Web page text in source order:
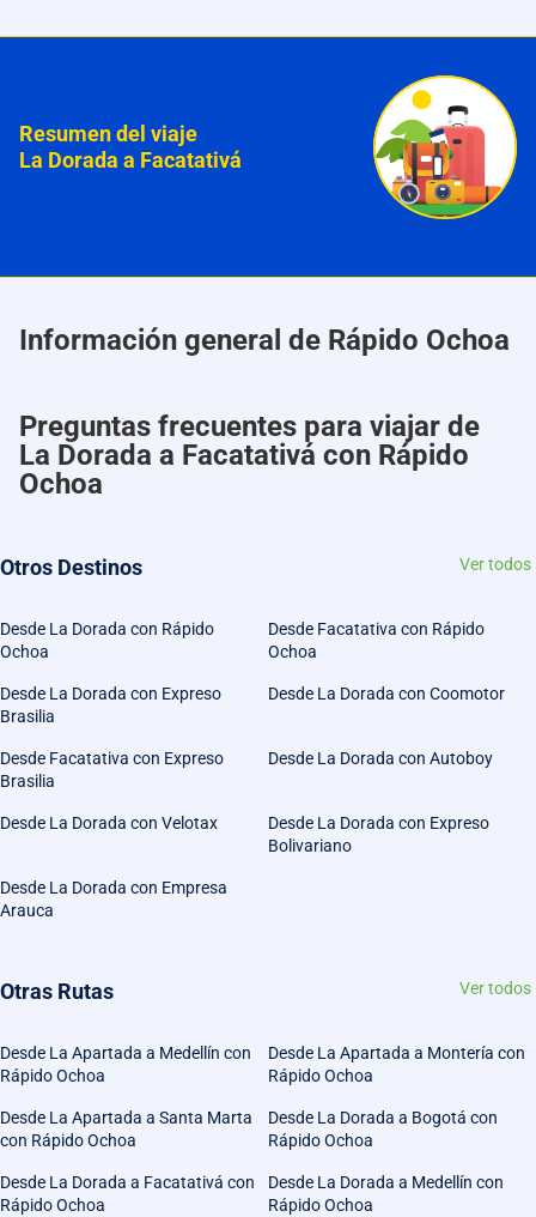
Resumen del viaje
La Dorada a Facatativá
Información general de Rápido Ochoa
Preguntas frecuentes para viajar de
La Dorada a Facatativá con Rápido
Ochoa
Otros Destinos Ver todos
Desde La Dorada con Rápido
Ochoa
Desde Facatativa con Rápido
Ochoa
Desde La Dorada con Expreso
Brasilia
Desde La Dorada con Coomotor
Desde Facatativa con Expreso
Brasilia
Desde La Dorada con Autoboy
Desde La Dorada con Velotax
Desde La Dorada con Expreso
Bolivariano
Desde La Dorada con Empresa
Arauca
Otras Rutas Ver todos
Desde La Apartada a Medellín con
Rápido Ochoa
Desde La Apartada a Montería con
Rápido Ochoa
Desde La Apartada a Santa Marta
con Rápido Ochoa
Desde La Dorada a Bogotá con
Rápido Ochoa
Desde La Dorada a Facatativá con
Rápido Ochoa
Desde La Dorada a Medellín con
Rápido Ochoa